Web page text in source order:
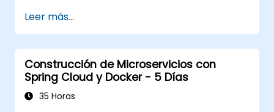
Integrar Minikube en sus pipelines de
integración y despliegue continuos.
Optimizar su proceso de desarrollo
mediante las características avanzadas
de Minikube.
Aplicar las mejores prácticas para el
Leer más...
Construcción de Microservicios con
Spring Cloud y Docker - 5 Días
35 Horas